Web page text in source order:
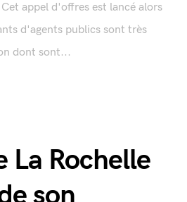
appel d'offres est lancé alors
d'agents publics sont très
dont sont...
La Rochelle